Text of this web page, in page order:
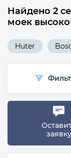
Найдено 2
моек
Huter
заявку